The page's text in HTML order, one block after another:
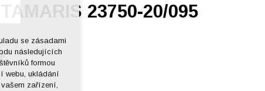
23750-20/095
(session):
jazyka, apod.
se zásadami
následujících
formou
webu, ukládání
zařízení,